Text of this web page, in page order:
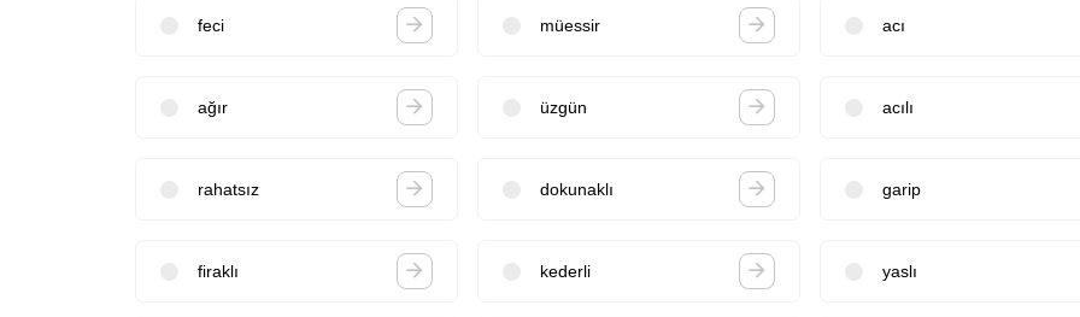
feci müessir acı
ağır üzgün acılı
rahatsız dokunaklı garip
firaklı kederli yaslı